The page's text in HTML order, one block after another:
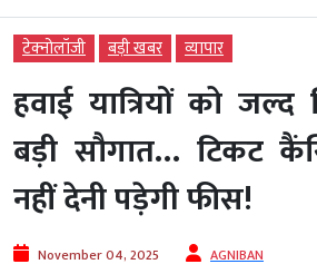
टेक्‍नोलॉजी बड़ी खबर व्‍यापार
हवाई यात्रियों को
बड़ी सौगात… टिकट
नहीं देनी पड़ेगी फीस!
November 04, 2025 AGNIBAN